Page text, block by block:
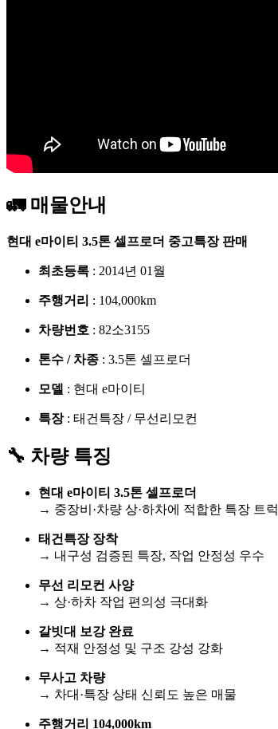
🚛 매물안내
현대 e마이티 3.5톤 셀프로더 중고특장 판매
최초등록 : 2014년 01월
주행거리 : 104,000km
차량번호 : 82소3155
톤수 / 차종 : 3.5톤 셀프로더
모델 : 현대 e마이티
특장: 태건특장 / 무선리모컨
🔧 차량 특징
현대 e마이티 3.5톤 셀프로더
→ 중장비·차량 상·하차에 적합한 특장 트럭
태건특장 장착
→ 내구성 검증된 특장, 작업 안정성 우수
무선 리모컨 사양
→ 상·하차 작업 편의성 극대화
갈빗대 보강 완료
→ 적재 안정성 및 구조 강성 강화
무사고 차량
→ 차대·특장 상태 신뢰도 높은 매물
주행거리 104,000km